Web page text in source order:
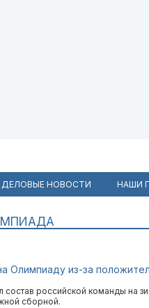
ДЕЛОВЫЕ НОВОСТИ НАШИ
Олимпиаду из-за
состав российской команды на
сборной.